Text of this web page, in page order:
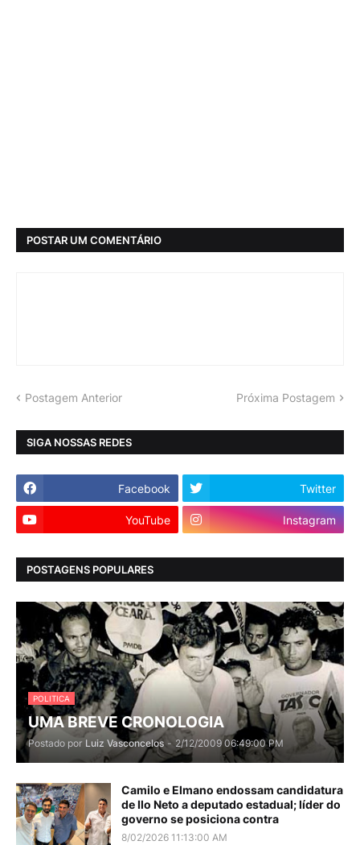
POSTAR UM COMENTÁRIO
Postagem Anterior Próxima Postagem
SIGA NOSSAS REDES
Facebook Twitter
YouTube Instagram
POSTAGENS POPULARES
POLITICA
UMA BREVE CRONOLOGIA
Postado por Luiz Vasconcelos - 2/12/2009 06:49:00 PM
Camilo e Elmano endossam candidatura
de Ilo Neto a deputado estadual; líder do
governo se posiciona contra
8/02/2026 11:13:00 AM